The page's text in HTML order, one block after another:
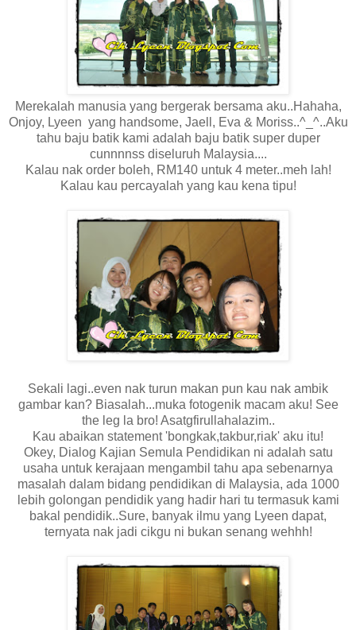
Merekalah manusia yang bergerak bersama aku..Hahaha,
Onjoy, Lyeen yang handsome, Jaell, Eva & Moriss..^_^..Aku
tahu baju batik kami adalah baju batik super duper
cunnnnss diseluruh Malaysia....
Kalau nak order boleh, RM140 untuk 4 meter..meh lah!
Kalau kau percayalah yang kau kena tipu!
Sekali lagi..even nak turun makan pun kau nak ambik
gambar kan? Biasalah...muka fotogenik macam aku! See
the leg la bro! Asatgfirullahalazim..
Kau abaikan statement 'bongkak,takbur,riak' aku itu!
Okey, Dialog Kajian Semula Pendidikan ni adalah satu
usaha untuk kerajaan mengambil tahu apa sebenarnya
masalah dalam bidang pendidikan di Malaysia, ada 1000
lebih golongan pendidik yang hadir hari tu termasuk kami
bakal pendidik..Sure, banyak ilmu yang Lyeen dapat,
ternyata nak jadi cikgu ni bukan senang wehhh!